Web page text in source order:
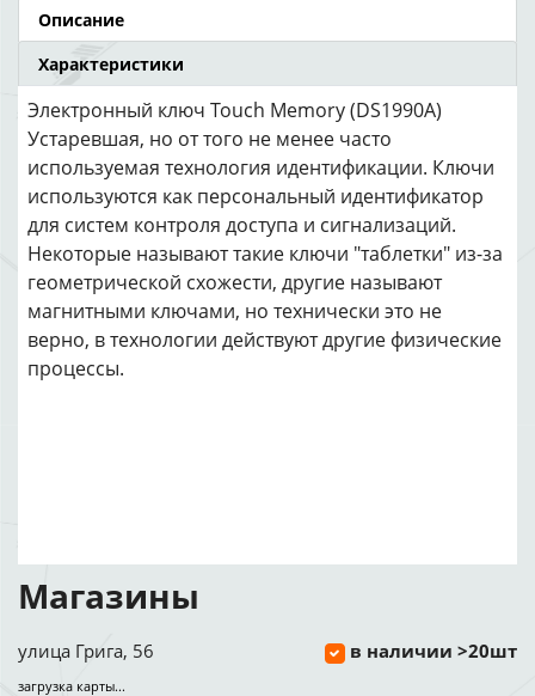
Описание
Характеристики
Электронный ключ Touch Memory (DS1990A)
Устаревшая, но от того не менее часто
используемая технология идентификации. Ключи
используются как персональный идентификатор
для систем контроля доступа и сигнализаций.
Некоторые называют такие ключи "таблетки" из-за
геометрической схожести, другие называют
магнитными ключами, но технически это не
верно, в технологии действуют другие физические
процессы.
Магазины
улица Грига, 56 в наличии >20шт
загрузка карты...